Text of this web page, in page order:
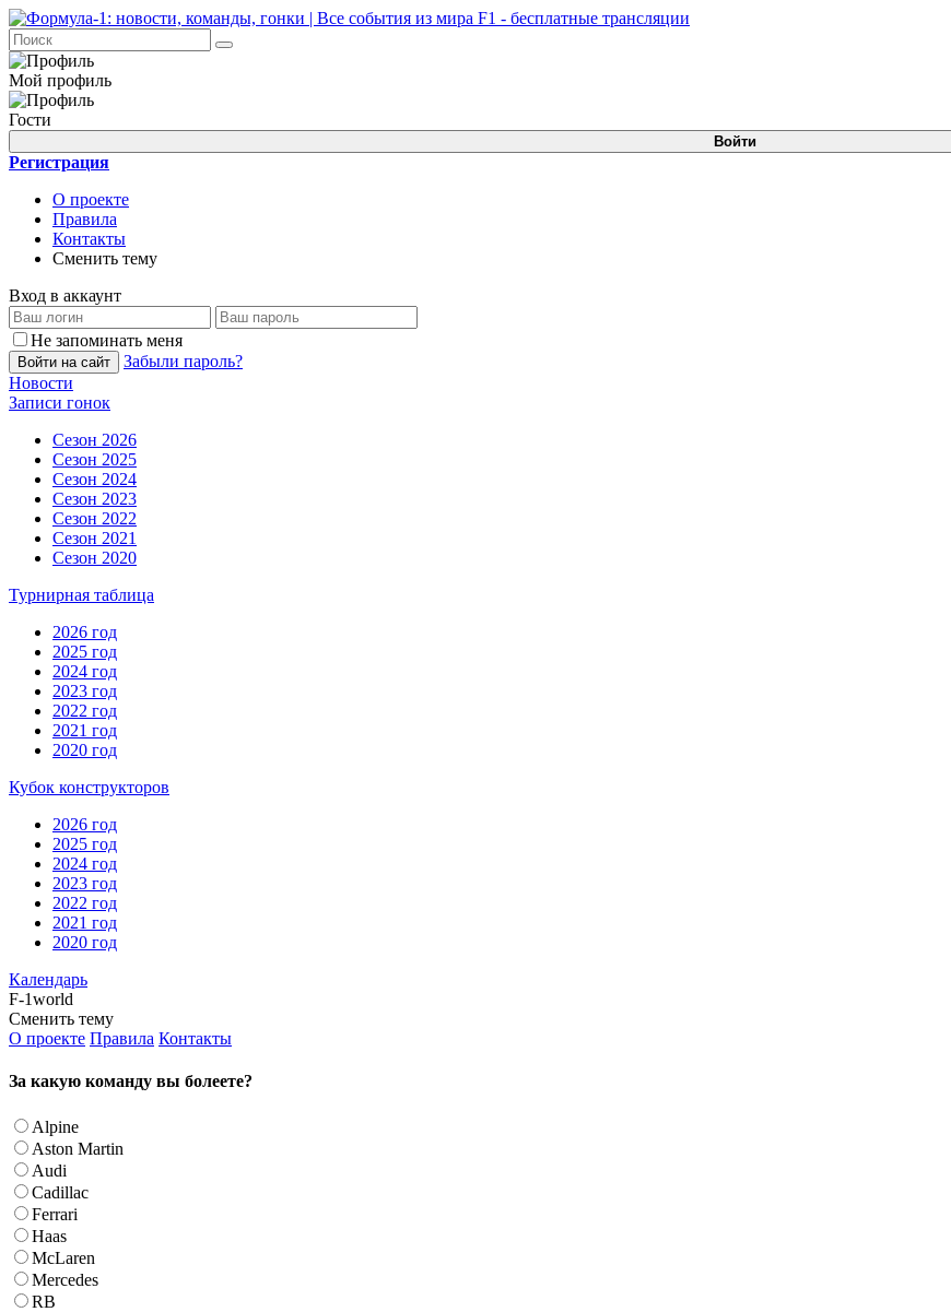
Мой профиль
Гости
Войти
Регистрация
О проекте
Правила
Контакты
Сменить тему
Вход в аккаунт
Не запоминать меня
Войти на сайт
Забыли пароль?
Новости
Записи гонок
Сезон 2026
Сезон 2025
Сезон 2024
Сезон 2023
Сезон 2022
Сезон 2021
Сезон 2020
Турнирная таблица
2026 год
2025 год
2024 год
2023 год
2022 год
2021 год
2020 год
Кубок конструкторов
2026 год
2025 год
2024 год
2023 год
2022 год
2021 год
2020 год
Календарь
F-1world
Сменить тему
О проекте Правила Контакты
За какую команду вы болеете?
Alpine
Aston Martin
Audi
Cadillac
Ferrari
Haas
McLaren
Mercedes
RB